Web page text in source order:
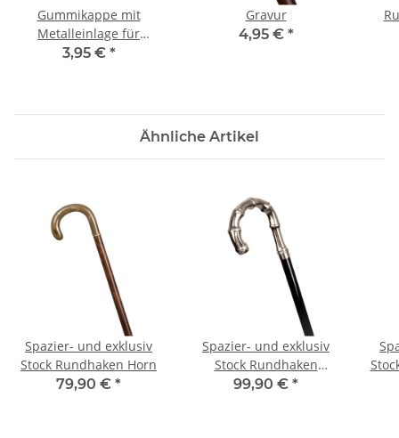
Gummikappe mit
Metalleinlage für
Bergstockspitze, 8 mm
3,95 € *
Gravur
4,95 € *
Ähnliche Artikel
Spazier- und exklusiv
Stock Rundhaken Horn
79,90 € *
Spazier- und exklusiv
Stock Rundhaken
Bambus imitiert,
99,90 € *